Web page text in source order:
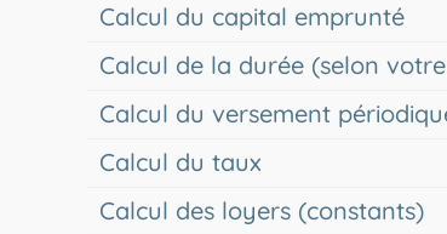
Calcul du capital emprunté
Calcul de la durée (selon
Calcul du versement
Calcul du taux
Calcul des loyers (constants)